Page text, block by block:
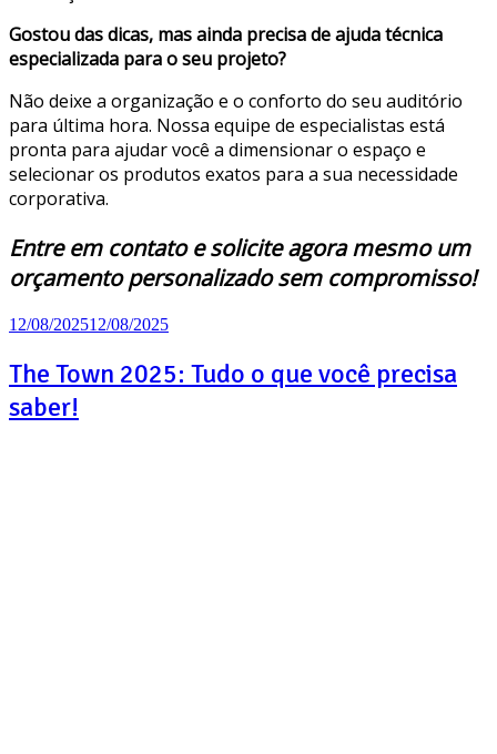
Gostou das dicas, mas ainda precisa de ajuda técnica
especializada para o seu projeto?
Não deixe a organização e o conforto do seu auditório
para última hora. Nossa equipe de especialistas está
pronta para ajudar você a dimensionar o espaço e
selecionar os produtos exatos para a sua necessidade
corporativa.
Entre em contatoe solicite agora mesmo um
orçamento personalizado sem compromisso!
12/08/202512/08/2025
The Town 2025: Tudo o que você precisa
saber!